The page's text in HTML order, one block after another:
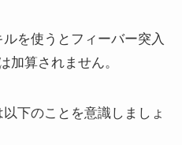
を使うとフィーバー突入
加算されません。
下のことを意識しましょ